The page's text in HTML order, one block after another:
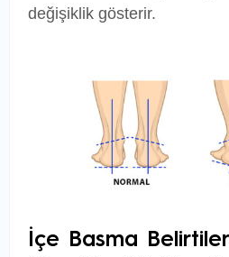
değişiklik gösterir.
İçe Basma